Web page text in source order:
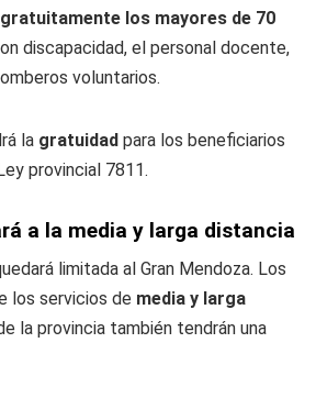
gratuitamente los mayores de 70
discapacidad, el personal docente,
voluntarios.
la gratuidad para los beneficiarios
provincial 7811.
a la media y larga distancia
limitada al Gran Mendoza. Los
los servicios de media y larga
la provincia también tendrán una